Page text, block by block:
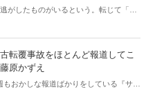
梶原麻衣子
がしたものがいるという。転じて「読
部員のライター・梶原がお送りする時事
転覆事故をほとんど報道してこ
原かずえ
もおかしな報道ばかりをしている『サン